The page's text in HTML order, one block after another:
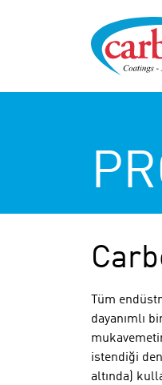
Tüm
dayanımlı
istendiği
altında)